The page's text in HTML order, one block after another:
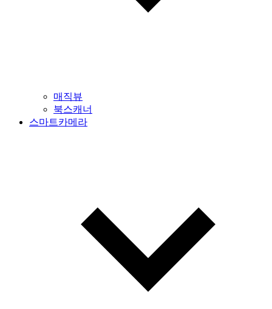
매직뷰
북스캐너
스마트카메라